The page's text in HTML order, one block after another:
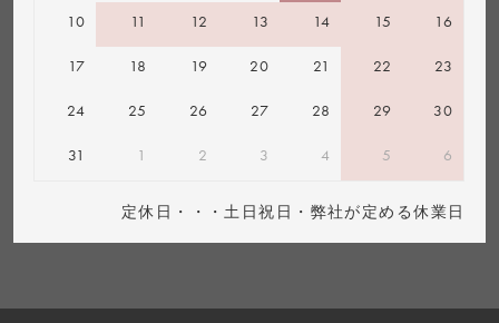
10 11 12 13 14 15 16
17 18 19 20 21 22 23
24 25 26 27 28 29 30
31 1 2 3 4 5 6
定休日・・・土日祝日・弊社が定める休業日